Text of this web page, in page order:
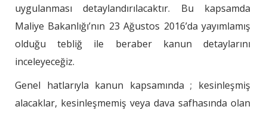
uygulanması detaylandırılacaktır. Bu kapsamda
Maliye Bakanlığı’nın 23 Ağustos 2016’da yayımlamış
olduğu tebliğ ile beraber kanun detaylarını
inceleyeceğiz.
Genel hatlarıyla kanun kapsamında ; kesinleşmiş
alacaklar, kesinleşmemiş veya dava safhasında olan